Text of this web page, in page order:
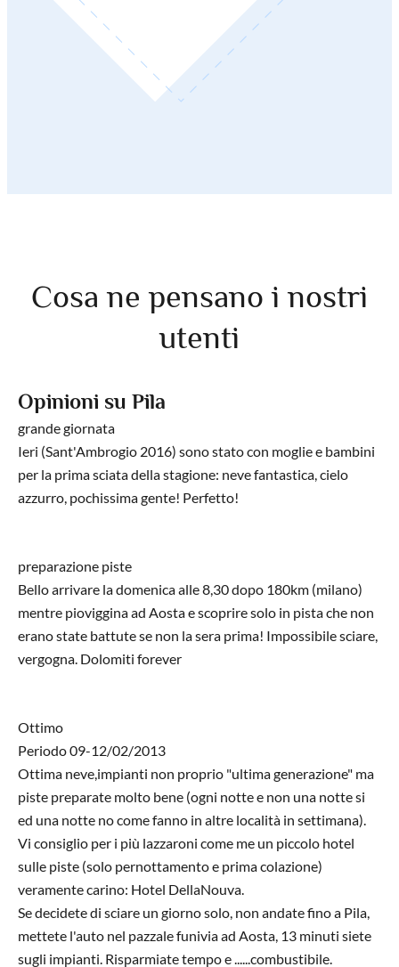
Cosa ne pensano i nostri
utenti
Opinioni su Pila
grande giornata
Ieri (Sant'Ambrogio 2016) sono stato con moglie e bambini
per la prima sciata della stagione: neve fantastica, cielo
azzurro, pochissima gente! Perfetto!
preparazione piste
Bello arrivare la domenica alle 8,30 dopo 180km (milano)
mentre pioviggina ad Aosta e scoprire solo in pista che non
erano state battute se non la sera prima! Impossibile sciare,
vergogna. Dolomiti forever
Ottimo
Periodo 09-12/02/2013
Ottima neve,impianti non proprio "ultima generazione" ma
piste preparate molto bene (ogni notte e non una notte si
ed una notte no come fanno in altre località in settimana).
Vi consiglio per i più lazzaroni come me un piccolo hotel
sulle piste (solo pernottamento e prima colazione)
veramente carino: Hotel DellaNouva.
Se decidete di sciare un giorno solo, non andate fino a Pila,
mettete l'auto nel pazzale funivia ad Aosta, 13 minuti siete
sugli impianti. Risparmiate tempo e ......combustibile.